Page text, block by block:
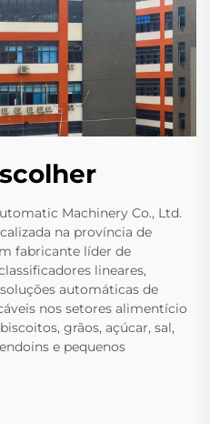
Machinery Co., Ltd.
na província de
fabricante líder de
lineares,
automáticas de
nos setores alimentício
grãos, açúcar, sal,
e pequenos